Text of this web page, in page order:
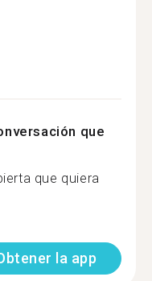
que
que quiera
la app